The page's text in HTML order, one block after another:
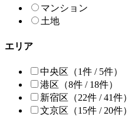
マンション
土地
エリア
中央区 （1件 / 5件）
港区 （8件 / 18件）
新宿区 （22件 /41件）
文京区 （15件 / 20件）